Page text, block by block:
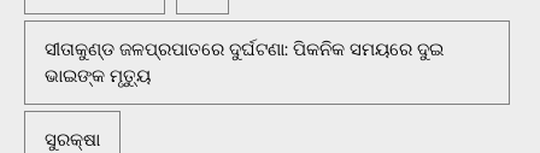
ସୀତାକୁଣ୍ଡ ଜଳପ୍ରପାତରେ ଦୁର୍ଘଟଣା: ପିକନିକ ସମୟରେ ଦୁଇ
ଭାଇଙ୍କ ମୃତ୍ୟୁ
ସୁରକ୍ଷା